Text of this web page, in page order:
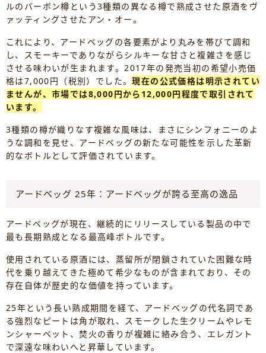
ルのバーボン樽という3種類の異なる樽で熟成させた原酒をヴ
ァッティングさせたアン・オー。
これにより、アードベッグの各要素がより丸みを帯びて調和
し、スモーキーでありながらシルキーな甘さと複雑さを感じ
させる味わいが生まれます。2017年の発売当初の希望小売価
格は7,000円（税別）でした。現在の公式価格は明示されてい
ませんが、市場では8,000円から12,000円程度で取引されて
います。
3種類の樽が織りなす複雑な風味は、まさにシンフォニーのよ
うな調和を見せ、アードベッグの新たな可能性を示した革新
的なボトルとして評価されています。
アードベッグ 25年：アードベッグが誇る至高の逸品
アードベッグが現在、継続的にリリースしている製品の中で
最も長期熟成となる最高峰ボトルです。
使用されている原酒には、蒸留所が閉鎖されていた困難な時
代を乗り越えてきた極めて希少なものが含まれており、その
存在自体が歴史的な価値を持っています。
25年という長い熟成期間を経て、アードベッグの代名詞であ
る強烈なピートは角が取れ、スモークした生クリームやレモ
ンシャーベット、焚火の香りが複雑に絡み合う、エレガント
で深遠な味わいへと昇華しています。